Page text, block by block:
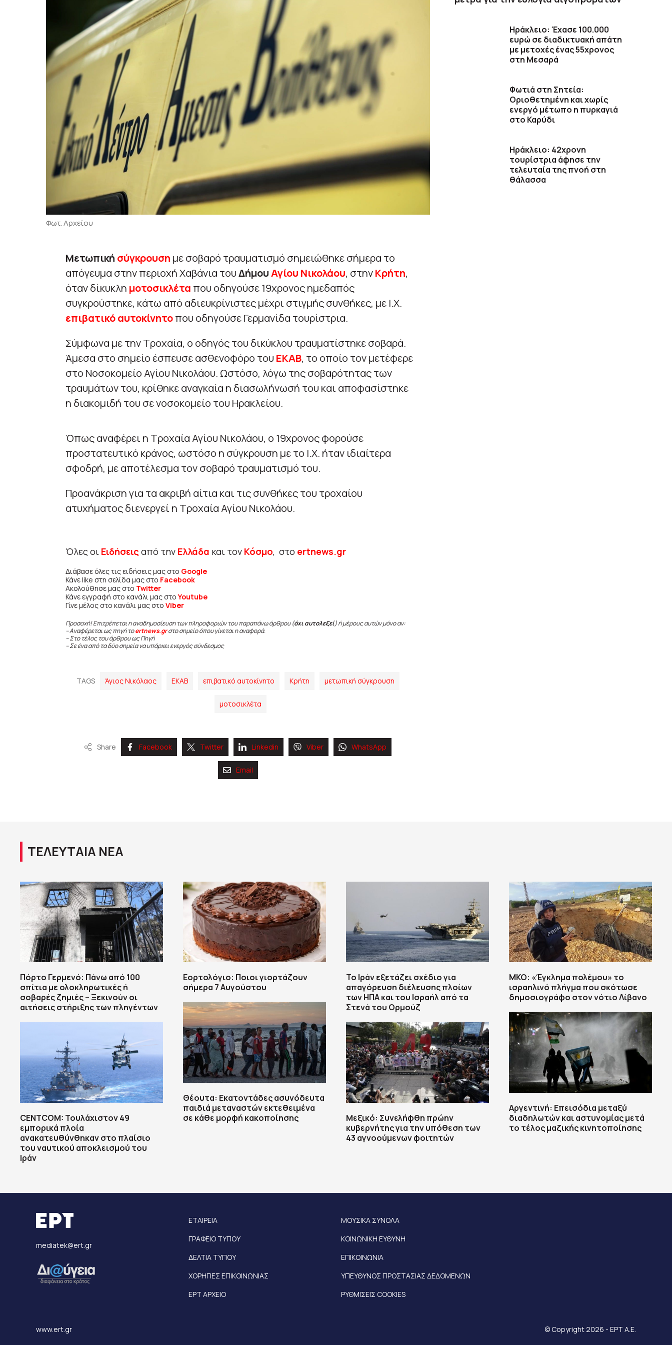
Φωτ. Αρχείου
Μετωπική σύγκρουση με σοβαρό τραυματισμό σημειώθηκε σήμερα το
απόγευμα στην περιοχή Χαβάνια τουΔήμουΑγίου Νικολάου, στηνΚρήτη,
όταν δίκυκλη μοτοσικλέτα που οδηγούσε 19χρονος ημεδαπός
συγκρούστηκε, κάτω από αδιευκρίνιστες μέχρι στιγμής συνθήκες, με Ι.Χ.
επιβατικό αυτοκίνητοπου οδηγούσε Γερμανίδα τουρίστρια.
Σύμφωνα με την Τροχαία, ο οδηγός του δικύκλου τραυματίστηκε σοβαρά.
Άμεσα στο σημείο έσπευσε ασθενοφόρο του ΕΚΑΒ, το οποίο τον μετέφερε
στο Νοσοκομείο Αγίου Νικολάου. Ωστόσο, λόγω της σοβαρότητας των
τραυμάτων του, κρίθηκε αναγκαία η διασωλήνωσή του και αποφασίστηκε
η διακομιδή του σε νοσοκομείο του Ηρακλείου.
Όπως αναφέρει η Τροχαία Αγίου Νικολάου, ο 19χρονος φορούσε
προστατευτικό κράνος, ωστόσο η σύγκρουση με το Ι.Χ. ήταν ιδιαίτερα
σφοδρή, με αποτέλεσμα τον σοβαρό τραυματισμό του.
Προανάκριση για τα ακριβή αίτια και τις συνθήκες του τροχαίου
ατυχήματος διενεργεί η Τροχαία Αγίου Νικολάου.
Όλες οι Ειδήσεις από την Ελλάδα και τον Κόσμο, στο ertnews.gr
Διάβασε όλες τις ειδήσεις μας στο Google
Κάνε like στη σελίδα μας στο Facebook
Ακολούθησε μας στο Twitter
Κάνε εγγραφή στο κανάλι μας στοYoutube
Γίνε μέλος στο κανάλι μας στο Viber
Προσοχή! Επιτρέπεται η αναδημοσίευση των πληροφοριών του παραπάνω άρθρου (όχι αυτολεξεί) ή μέρους αυτών μόνο αν:
– Αναφέρεται ως πηγή τοertnews.gr στο σημείο όπου γίνεται η αναφορά.
– Στο τέλος του άρθρου ως Πηγή
– Σε ένα από τα δύο σημεία να υπάρχει ενεργός σύνδεσμος
TAGS Άγιος Νικόλαος ΕΚΑΒ επιβατικό αυτοκίνητο Κρήτη μετωπική σύγκρουση
μοτοσικλέτα
Share Facebook Twitter Linkedin Viber WhatsApp
Email
Ηράκλειο: Έχασε 100.000
ευρώ σε διαδικτυακή απάτη
με μετοχές ένας 55χρονος
στη Μεσαρά
Φωτιά στη Σητεία:
Οριοθετημένη και χωρίς
ενεργό μέτωπο η πυρκαγιά
στο Καρύδι
Ηράκλειο: 42χρονη
τουρίστρια άφησε την
τελευταία της πνοή στη
θάλασσα
ΤΕΛΕΥΤΑΙΑ ΝΕΑ
Πόρτο Γερμενό: Πάνω από 100
σπίτια με ολοκληρωτικές ή
σοβαρές ζημιές – Ξεκινούν οι
αιτήσεις στήριξης των πληγέντων
CENTCOM: Τουλάχιστον 49
εμπορικά πλοία
ανακατευθύνθηκαν στο πλαίσιο
του ναυτικού αποκλεισμού του
Ιράν
Εορτολόγιο: Ποιοι γιορτάζουν
σήμερα 7 Αυγούστου
Θέουτα: Εκατοντάδες ασυνόδευτα
παιδιά μεταναστών εκτεθειμένα
σε κάθε μορφή κακοποίησης
Το Ιράν εξετάζει σχέδιο για
απαγόρευση διέλευσης πλοίων
των ΗΠΑ και του Ισραήλ από τα
Στενά του Ορμούζ
Μεξικό: Συνελήφθη πρώην
κυβερνήτης για την υπόθεση των
43 αγνοούμενων φοιτητών
ΜΚΟ: «Έγκλημα πολέμου» το
ισραηλινό πλήγμα που σκότωσε
δημοσιογράφο στον νότιο Λίβανο
Αργεντινή: Επεισόδια μεταξύ
διαδηλωτών και αστυνομίας μετά
το τέλος μαζικής κινητοποίησης
mediatek@ert.gr
ΕΤΑΙΡΕΙΑ
ΓΡΑΦΕΙΟ ΤΥΠΟΥ
ΔΕΛΤΙΑ ΤΥΠΟΥ
ΧΟΡΗΓΙΕΣ ΕΠΙΚΟΙΝΩΝΙΑΣ
ΕΡΤ ΑΡΧΕΙΟ
ΜΟΥΣΙΚΑ ΣΥΝΟΛΑ
ΚΟΙΝΩΝΙΚΗ ΕΥΘΥΝΗ
ΕΠΙΚΟΙΝΩΝΙΑ
ΥΠΕΥΘΥΝΟΣ ΠΡΟΣΤΑΣΙΑΣ ΔΕΔΟΜΕΝΩΝ
ΡΥΘΜΙΣΕΙΣ COOKIES
www.ert.gr © Copyright 2026 - ΕΡΤ Α.Ε.